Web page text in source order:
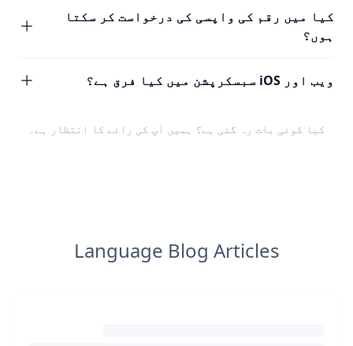
کیا میں رقم کی واپسی کی درخواست کر سکتا
ہوں؟
ویب اور iOS سبسکرپشن میں کیا فرق ہے؟
کیا کوئی بات رہ گئی ہے؟ ہمیں آپ کی رائے کا انتظار ہے۔
Language Blog Articles